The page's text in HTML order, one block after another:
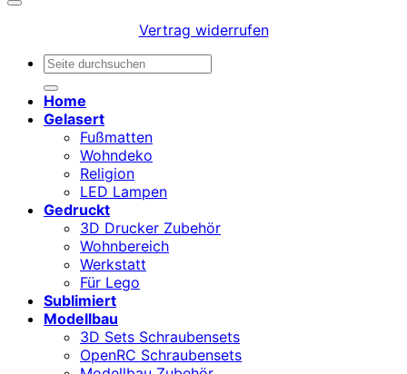
Vertrag widerrufen
Suchen
Home
Gelasert
Fußmatten
Wohndeko
Religion
LED Lampen
Gedruckt
3D Drucker Zubehör
Wohnbereich
Werkstatt
Für Lego
Sublimiert
Modellbau
3D Sets Schraubensets
OpenRC Schraubensets